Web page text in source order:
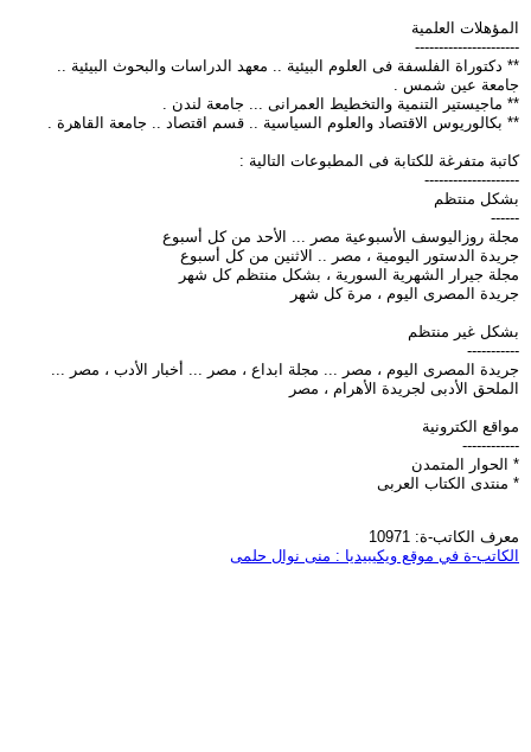
المؤهلات العلمية
----------------------
** دكتوراة الفلسفة فى العلوم البيئية .. معهد الدراسات والبحوث البيئية ..
جامعة عين شمس .
** ماجيستير التنمية والتخطيط العمرانى ... جامعة لندن .
** بكالوريوس الاقتصاد والعلوم السياسية .. قسم اقتصاد .. جامعة القاهرة .
كاتبة متفرغة للكتابة فى المطبوعات التالية :
--------------------
بشكل منتظم
------
مجلة روزاليوسف الأسبوعية مصر ... الأحد من كل أسبوع
جريدة الدستور اليومية ، مصر .. الاثنين من كل أسبوع
مجلة جيرار الشهرية السورية ، بشكل منتظم كل شهر
جريدة المصرى اليوم ، مرة كل شهر
بشكل غير منتظم
-----------
جريدة المصرى اليوم ، مصر ... مجلة ابداع ، مصر ... أخبار الأدب ، مصر ...
الملحق الأدبى لجريدة الأهرام ، مصر
مواقع الكترونية
------------
* الحوار المتمدن
* منتدى الكتاب العربى
معرف الكاتب-ة: 10971
الكاتب-ة في موقع ويكيبيديا : منى نوال حلمى